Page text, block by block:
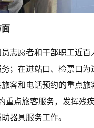
面
志愿者和干部职工近
；在进站口、检票口
客和电话预约的重点
重点旅客服务，发挥残
器具服务工作。